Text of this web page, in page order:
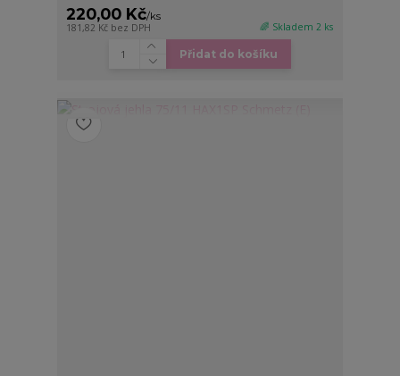
220,00 Kč/ks
181,82 Kč bez DPH 🌈 Skladem 2 ks
Přidat do košíku